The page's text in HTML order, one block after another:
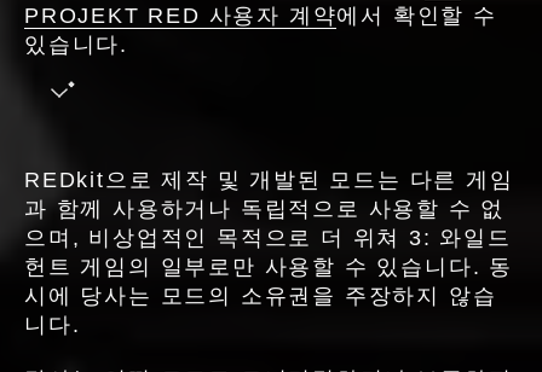
PROJEKT RED 사용자 계약에서 확인할 수
있습니다.
REDkit으로 제작 및 개발된 모드는 다른 게임
과 함께 사용하거나 독립적으로 사용할 수 없
으며, 비상업적인 목적으로 더 위쳐 3: 와일드
헌트 게임의 일부로만 사용할 수 있습니다. 동
시에 당사는 모드의 소유권을 주장하지 않습
니다.